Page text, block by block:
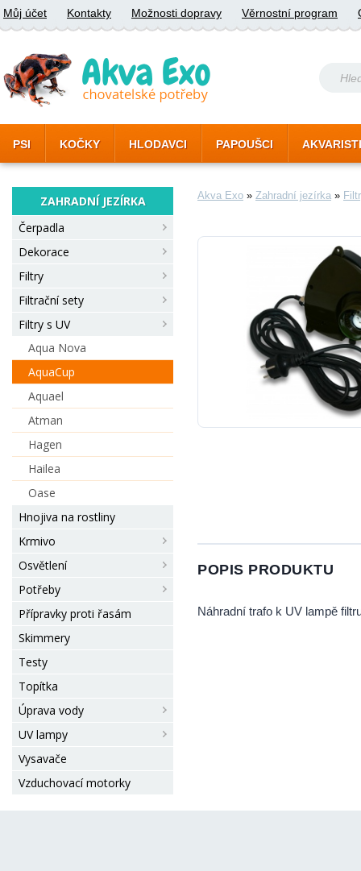
Můj účet Kontakty Možnosti dopravy Věrnostní program
PSI KOČKY HLODAVCI PAPOUŠCI
ZAHRADNÍ JEZÍRKA
Čerpadla
Dekorace
Filtry
Filtrační sety
Filtry s UV
Aqua Nova
AquaCup
Aquael
Atman
Hagen
Hailea
Oase
Hnojiva na rostliny
Krmivo
Osvětlení
Potřeby
Přípravky proti řasám
Skimmery
Testy
Topítka
Úprava vody
UV lampy
Vysavače
Vzduchovací motorky
Akva Exo » Zahradní jezírka »
POPIS PRODUKTU
Náhradní trafo k UV lampě